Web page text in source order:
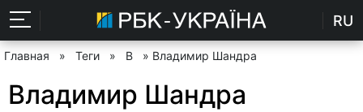
RU
Главная » Теги » В » Владимир Шандра
Владимир Шандра